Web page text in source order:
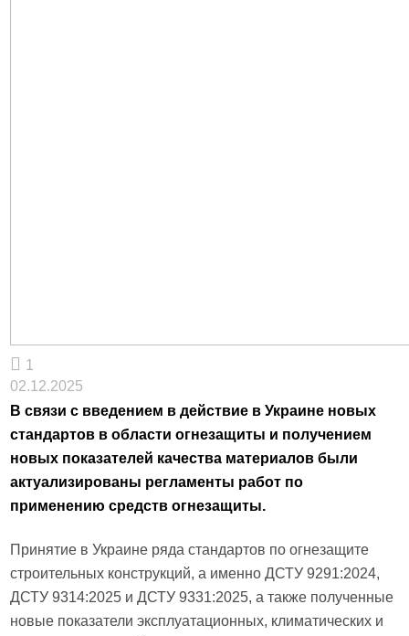
1
02.12.2025
В связи с введением в действие в Украине новых
стандартов в области огнезащиты и получением
новых показателей качества материалов были
актуализированы регламенты работ по
применению средств огнезащиты.
Принятие в Украине ряда стандартов по огнезащите
строительных конструкций, а именно ДСТУ 9291:2024,
ДСТУ 9314:2025 и ДСТУ 9331:2025, а также полученные
новые показатели эксплуатационных, климатических и